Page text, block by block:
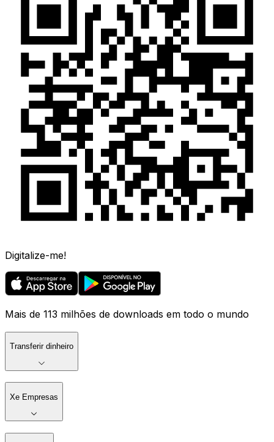
Digitalize-me!
Mais de 113 milhões de downloads em todo o mundo
Transferir dinheiro
Xe Empresas